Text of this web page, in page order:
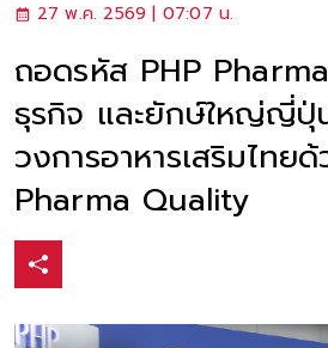
27 พ.ค. 2569 | 07:07 น.
ถอดรหัส PHP
ธุรกิจ และยักษ์ใหญ่ญี่ปุ่
วงการอาหารเสริมไทย
Pharma Quality